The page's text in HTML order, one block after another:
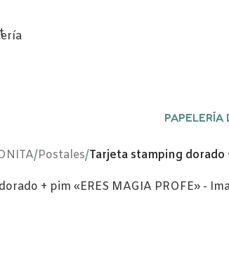
PAPELERÍA
/Postales/Tarjeta stamping dorado